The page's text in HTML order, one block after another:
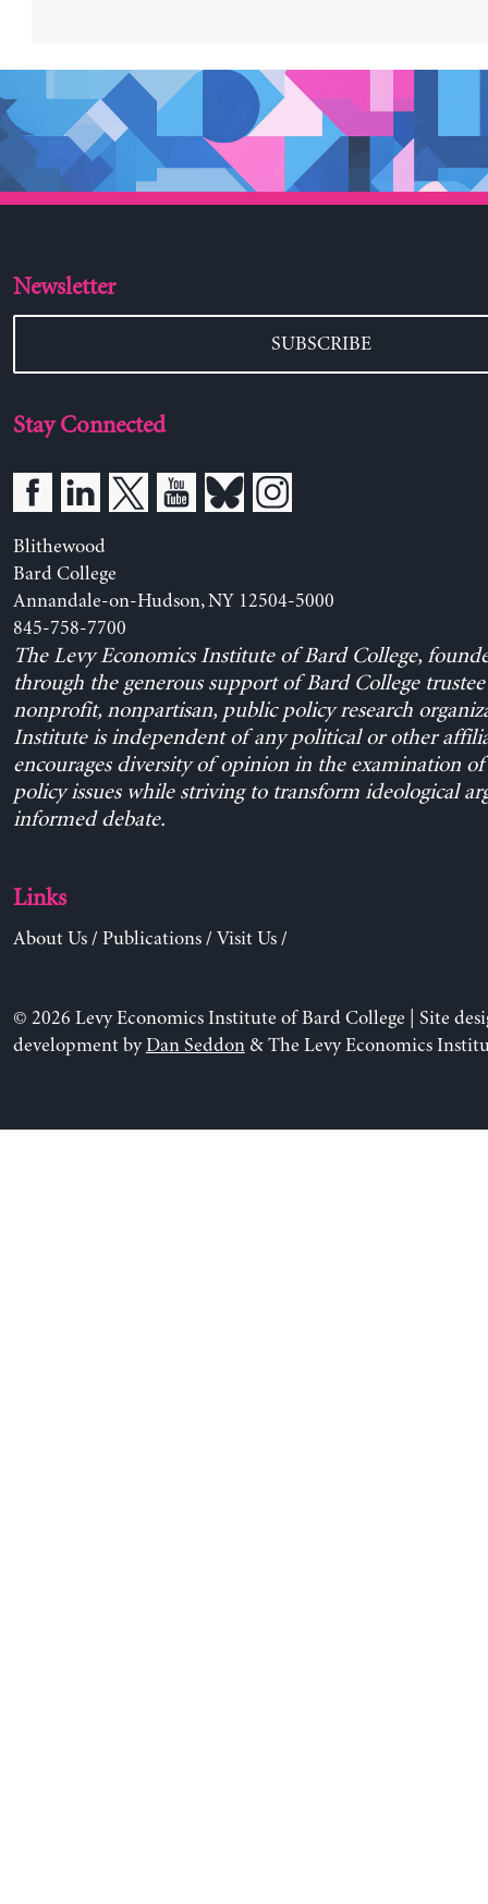
Newsletter
SUBSCRIBE
Stay Connected
Blithewood
Bard College
Annandale-on-Hudson, NY 12504-5000
845-758-7700
The Levy Economics Institute of Bard College,
through the generous support of Bard College trustee
nonprofit, nonpartisan, public policy research
Institute is independent of any political or other
encourages diversity of opinion in the examination
policy issues while striving to transform ideological
informed debate.
Links
About Us/ Publications/ Visit Us/
© 2026 Levy Economics Institute of Bard College | Site
development byDan Seddon& The Levy Economics